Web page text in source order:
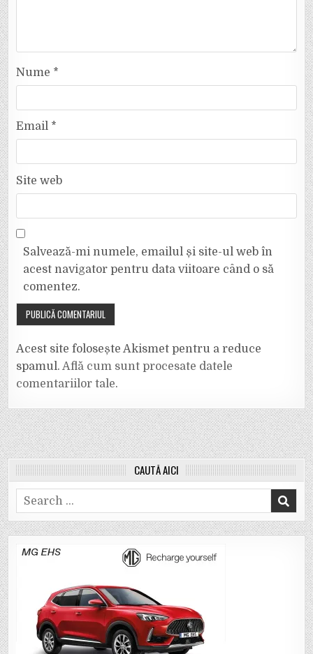
Nume *
Email *
Site web
Salvează-mi numele, emailul și site-ul web în
acest navigator pentru data viitoare când o să
comentez.
Acest site folosește Akismet pentru a reduce
spamul.Află cum sunt procesate datele
comentariilor tale.
CAUTĂ AICI
Search
for: